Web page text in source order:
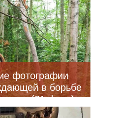
фотографии
в борьбе
(21 фото)